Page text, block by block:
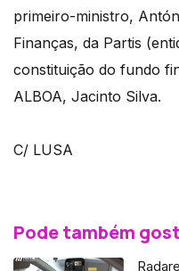
primeiro-ministro,
Finanças, da Partis
constituição do fundo
ALBOA, Jacinto Silva.
C/ LUSA
Pode também